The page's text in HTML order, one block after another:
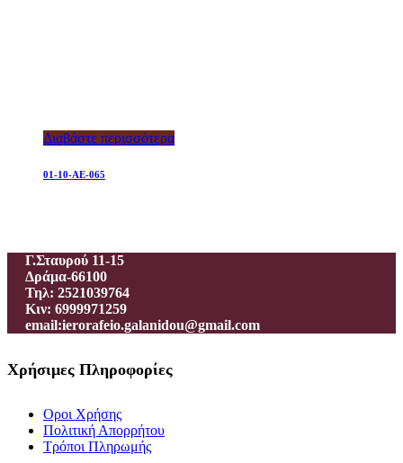
Διαβάστε περισσότερα
01-10-AE-065
Γ.Σταυρού 11-15
Δράμα-66100
Τηλ: 2521039764
Κιν: 6999971259
email:ierorafeio.galanidou@gmail.com
Χρήσιμες Πληροφορίες
Οροι Χρήσης
Πολιτική Απορρήτου
Τρόποι Πληρωμής